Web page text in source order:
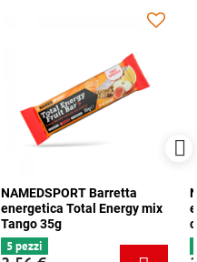
NAMEDSPORT Barretta
energetica Total Energy mix
Tango 35g
5 pezzi